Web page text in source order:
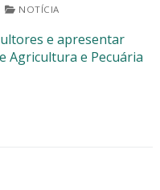
NOTÍCIA
e apresentar
Agricultura e Pecuária